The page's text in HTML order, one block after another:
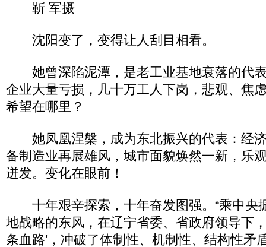
靳 军摄
沈阳变了，变得让人刮目相看。
她曾深陷泥潭，是老工业基地衰落的代
企业大量亏损，几十万工人下岗，悲观、焦
希望在哪里？
她凤凰涅槃，成为东北振兴的代表：经
备制造业再展雄风，城市面貌焕然一新，乐
迸发。变化在眼前！
十年艰辛探索，十年奋发图强。“乘中央
地战略的东风，在辽宁省委、省政府领导下
条血路'，冲破了体制性、机制性、结构性矛